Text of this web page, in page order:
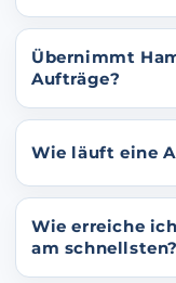
Übernimmt
Aufträge?
Wie läuft eine
Wie erreiche
am schnellsten?